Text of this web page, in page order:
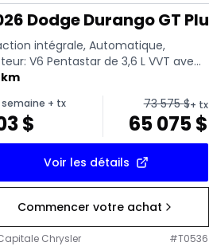
Dodge Durango GT Plus
intégrale, Automatique,
V6 Pentastar de 3,6 L VVT avec
au ralenti - 6 Cyl. - ...
semaine + tx
$
73 575$+ tx
65 075$
Voir les détails
Commencer votre achat
Chrysler #T0536